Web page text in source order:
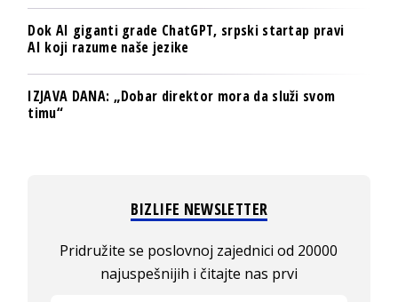
Dok AI giganti grade ChatGPT, srpski startap pravi
AI koji razume naše jezike
IZJAVA DANA: „Dobar direktor mora da služi svom
timu“
BIZLIFE NEWSLETTER
Pridružite se poslovnoj zajednici od 20000
najuspešnijih i čitajte nas prvi